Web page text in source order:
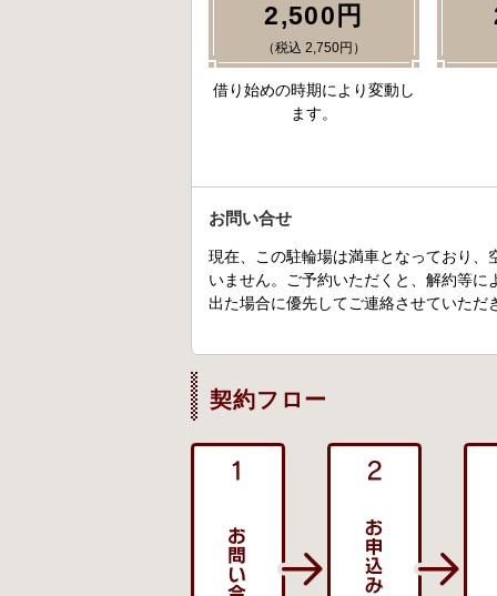
2,500円
（税込 2,750円）
借り始めの時期により変動し
ます。
お問い合せ
現在、この駐輪場は満車となっており、
いません。ご予約いただくと、解約等に
出た場合に優先してご連絡させていただ
契約フロー